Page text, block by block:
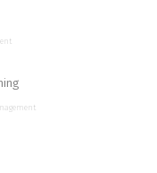
het betekent om
Deze 16e editie van
en geüpdatet,
ervoor nodig is om
boek gaat verder dan
voorbeelden, de
en veel